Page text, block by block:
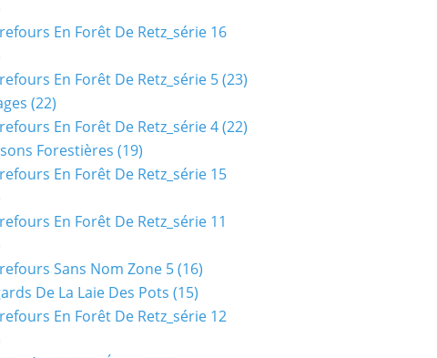
En Forêt De Retz_série 16
En Forêt De Retz_série 5(23)
(22)
En Forêt De Retz_série 4(22)
Forestières (19)
En Forêt De Retz_série 15
En Forêt De Retz_série 11
Sans Nom Zone 5(16)
De La Laie Des Pots (15)
En Forêt De Retz_série 12